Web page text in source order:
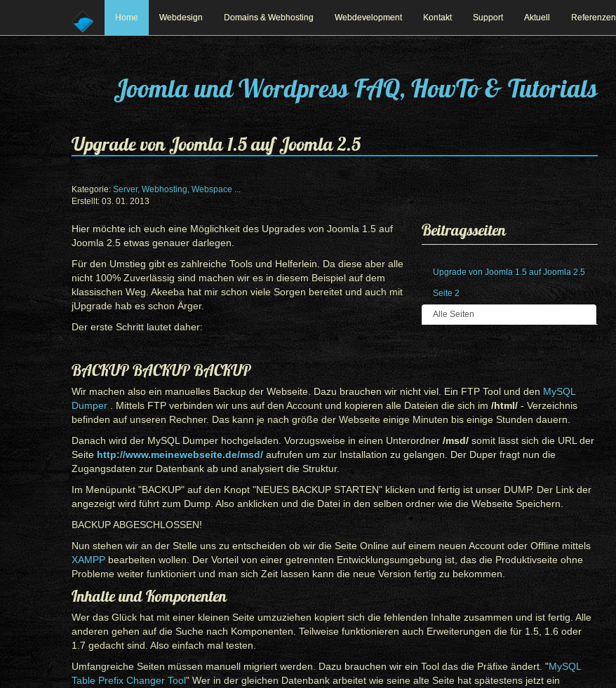
Home Webdesign Domains & Webhosting Webdevelopment Kontakt Support Aktuell Referenzen
Joomla und Wordpress FAQ, HowTo & Tutorials
Upgrade von Joomla 1.5 auf Joomla 2.5
Kategorie: Server, Webhosting, Webspace ...
Erstellt: 03. 01. 2013
Beitragsseiten
Upgrade von Joomla 1.5 auf Joomla 2.5
Seite 2
Alle Seiten
Hier möchte ich euch eine Möglichkeit des Upgrades von Joomla 1.5 auf
Joomla 2.5 etwas genauer darlegen.
Für den Umstieg gibt es zahlreiche Tools und Helferlein. Da diese aber alle
nicht 100% Zuverlässig sind machen wir es in diesem Beispiel auf dem
klassischen Weg. Akeeba hat mir schon viele Sorgen bereitet und auch mit
jUpgrade hab es schon Ärger.
Der erste Schritt lautet daher:
BACKUP BACKUP BACKUP
Wir machen also ein manuelles Backup der Webseite. Dazu brauchen wir nicht viel. Ein FTP Tool und den MySQL
Dumper
. Mittels FTP verbinden wir uns auf den Account und kopieren alle Dateien die sich im /html/ - Verzeichnis
befinden auf unseren Rechner. Das kann je nach größe der Webseite einige Minuten bis einige Stunden dauern.
Danach wird der MySQL Dumper hochgeladen. Vorzugsweise in einen Unterordner /msd/ somit lässt sich die URL der
Seite http://www.meinewebseite.de/msd/ aufrufen um zur Installation zu gelangen. Der Duper fragt nun die
Zugangsdaten zur Datenbank ab und analysiert die Struktur.
Im Menüpunkt "BACKUP" auf den Knopt "NEUES BACKUP STARTEN" klicken und fertig ist unser DUMP. Der Link der
angezeigt wird führt zum Dump. Also anklicken und die Datei in den selben ordner wie die Webseite Speichern.
BACKUP ABGESCHLOSSEN!
Nun stehen wir an der Stelle uns zu entscheiden ob wir die Seite Online auf einem neuen Account oder Offline mittels
XAMPP bearbeiten wollen. Der Vorteil von einer getrennten Entwicklungsumgebung ist, das die Produktivseite ohne
Probleme weiter funktioniert und man sich Zeit lassen kann die neue Version fertig zu bekommen.
Inhalte und Komponenten
Wer das Glück hat mit einer kleinen Seite umzuziehen kopiert sich die fehlenden Inhalte zusammen und ist fertig. Alle
anderen gehen auf die Suche nach Komponenten. Teilweise funktionieren auch Erweiterungen die für 1.5, 1.6 oder
1.7 gedacht sind. Also einfach mal testen.
Umfangreiche Seiten müssen manuell migriert werden. Dazu brauchen wir ein Tool das die Präfixe ändert. "MySQL
Table Prefix Changer Tool" Wer in der gleichen Datenbank arbeitet wie seine alte Seite hat spätestens jetzt ein
Prev Next